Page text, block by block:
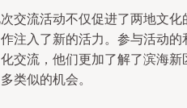
交流活动不仅促进了两地文
注入了新的活力。参与活动
交流，他们更加了解了滨海
类似的机会。